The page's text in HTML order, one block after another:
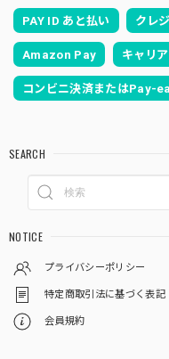
PAY ID あと払い クレ
Amazon Pay キャリ
コンビニ決済またはPay-
SEARCH
NOTICE
プライバシーポリシー
特定商取引法に基づく表記
会員規約